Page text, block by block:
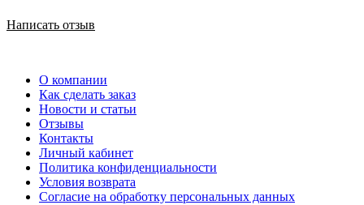
Написать отзыв
О компании
Как сделать заказ
Новости и статьи
Отзывы
Контакты
Личный кабинет
Политика конфиденциальности
Условия возврата
Согласие на обработку персональных данных